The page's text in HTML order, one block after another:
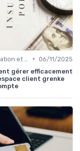
• 06/11/2025
gérer efficacement
client grenke